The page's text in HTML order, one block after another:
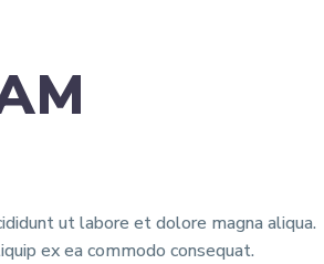
ut labore et dolore magna aliqua.
ex ea commodo consequat.